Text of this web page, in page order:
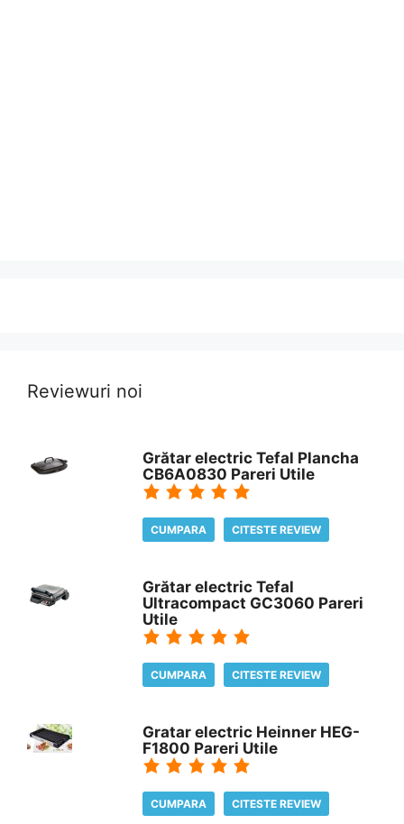
Reviewuri noi
Grătar electric Tefal Plancha
CB6A0830 Pareri Utile
CUMPARA CITESTE REVIEW
Grătar electric Tefal
Ultracompact GC3060 Pareri
Utile
CUMPARA CITESTE REVIEW
Gratar electric Heinner HEG-
F1800 Pareri Utile
CUMPARA CITESTE REVIEW